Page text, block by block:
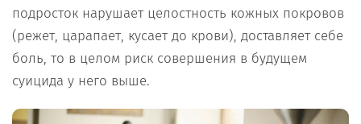
подросток нарушает целостность кожных покровов
(режет, царапает, кусает до крови), доставляет себе
боль, то в целом риск совершения в будущем
суицида у него выше.